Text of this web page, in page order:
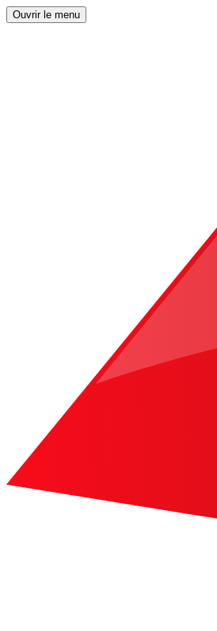
Ouvrir le menu